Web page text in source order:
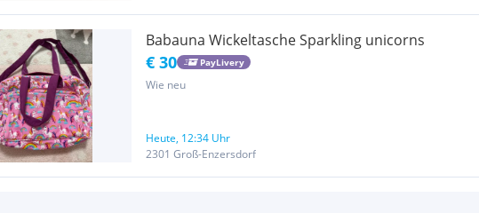
Babauna Wickeltasche Sparkling unicorns
€ 30 PayLivery
Wie neu
Heute, 12:34 Uhr
2301 Groß-Enzersdorf